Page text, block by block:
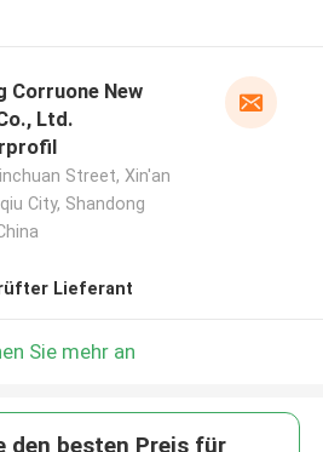
Corruone New
Ltd.
Street, Xin'an
City, Shandong
Lieferant
Sie mehr an
den besten Preis für